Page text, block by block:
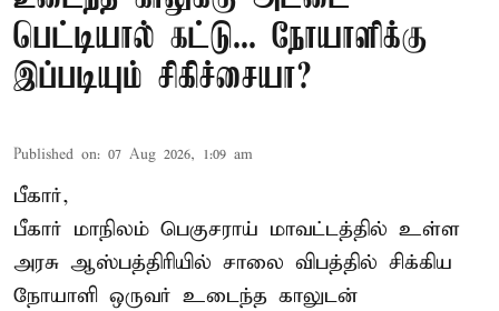
பெட்டியால் கட்டு... நோயாளிக்கு
இப்படியும் சிகிச்சையா?
Published on: 07 Aug 2026, 1:09 am
பீகார்,
பீகார் மாநிலம் பெகுசராய் மாவட்டத்தில் உள்ள
அரசு ஆஸ்பத்திரியில் சாலை விபத்தில் சிக்கிய
நோயாளி ஒருவர் உடைந்த காலுடன்